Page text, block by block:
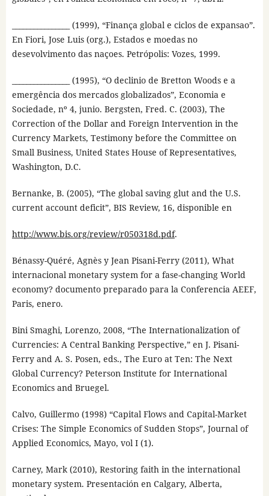
________________ (1999), “Finança global e ciclos de expansao”.
En Fiori, Jose Luis (org.), Estados e moedas no
desevolvimento das naçoes. Petrópolis: Vozes, 1999.
________________ (1995), “O declinio de Bretton Woods e a
emergência dos mercados globalizados”, Economia e
Sociedade, nº 4, junio. Bergsten, Fred. C. (2003), The
Correction of the Dollar and Foreign Intervention in the
Currency Markets, Testimony before the Committee on
Small Business, United States House of Representatives,
Washington, D.C.
Bernanke, B. (2005), “The global saving glut and the U.S.
current account deficit”, BIS Review, 16, disponible en
http://www.bis.org/review/r050318d.pdf.
Bénassy-Quéré, Agnès y Jean Pisani-Ferry (2011), What
internacional monetary system for a fase-changing World
economy? documento preparado para la Conferencia AEEF,
Paris, enero.
Bini Smaghi, Lorenzo, 2008, “The Internationalization of
Currencies: A Central Banking Perspective,” en J. Pisani-
Ferry and A. S. Posen, eds., The Euro at Ten: The Next
Global Currency? Peterson Institute for International
Economics and Bruegel.
Calvo, Guillermo (1998) “Capital Flows and Capital-Market
Crises: The Simple Economics of Sudden Stops”, Journal of
Applied Economics, Mayo, vol I (1).
Carney, Mark (2010), Restoring faith in the international
monetary system. Presentación en Calgary, Alberta,